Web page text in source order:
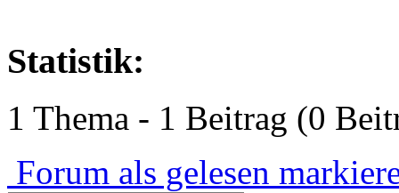
Statistik:
1 Thema - 1 Beitrag (0
Forum als gelesen